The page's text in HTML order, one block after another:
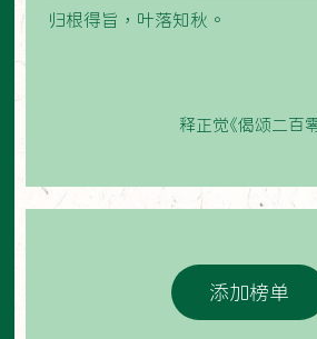
归根得旨，叶落知秋。
释正觉《偈颂二百
添加榜单